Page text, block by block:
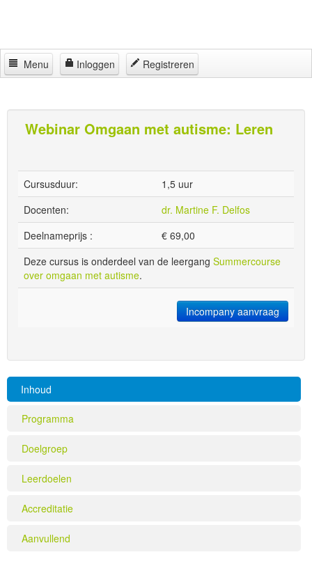
Menu Inloggen
Registreren
Regelingen
Locaties
Webinar Omgaan met autisme: Leren
Cursusduur:
1,5 uur
Docenten:
dr. Martine F. Delfos
Deelnameprijs :
€ 69,00
Deze cursus is onderdeel van de leergang Summercourse
over omgaan met autisme.
Incompany aanvraag
Inhoud
Programma
Doelgroep
Leerdoelen
Accreditatie
Aanvullend